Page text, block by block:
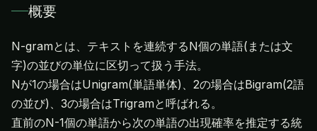
概要
N-gramとは、テキストを連続するN個の単語(または文
字)の並びの単位に区切って扱う手法。
Nが1の場合はUnigram(単語単体)、2の場合はBigram(2語
の並び)、3の場合はTrigramと呼ばれる。
直前のN-1個の単語から次の単語の出現確率を推定する統